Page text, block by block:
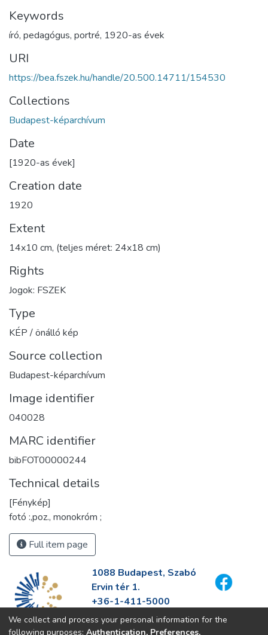
Keywords
író, pedagógus, portré, 1920-as évek
URI
https://bea.fszek.hu/handle/20.500.14711/154530
Collections
Budapest-képarchívum
Date
[1920-as évek]
Creation date
1920
Extent
14x10 cm, (teljes méret: 24x18 cm)
Rights
Jogok: FSZEK
Type
KÉP / önálló kép
Source collection
Budapest-képarchívum
Image identifier
040028
MARC identifier
bibFOT00000244
Technical details
[Fénykép]
fotó :,poz., monokróm ;
Full item page
1088 Budapest, Szabó
Ervin tér 1.
+36-1-411-5000
info@fszek.hu
https://fszek.hu
We collect and process your personal information for the
following purposes: Authentication, Preferences,